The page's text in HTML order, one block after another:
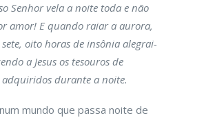
Senhor vela a noite toda e não
amor! E quando raiar a aurora,
oito horas de insônia alegrai-
a Jesus os tesouros de
durante a noite.
mundo que passa noite de